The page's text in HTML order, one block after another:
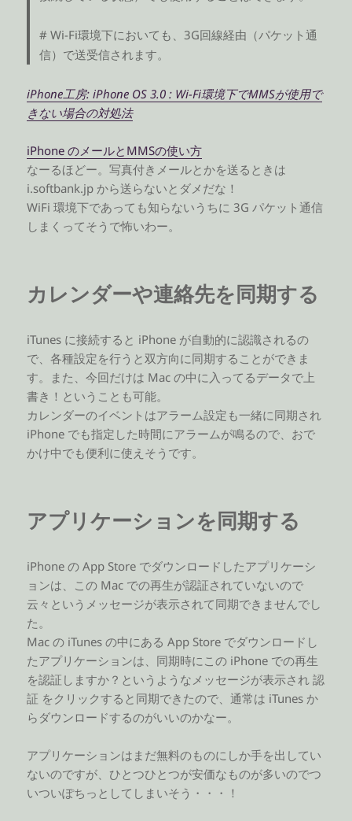
# Wi-Fi環境下においても、3G回線経由（パケット通
信）で送受信されます。
iPhone工房: iPhone OS 3.0 : Wi-Fi環境下でMMSが使用で
きない場合の対処法
iPhone のメールとMMSの使い方
なーるほどー。写真付きメールとかを送るときは
i.softbank.jp から送らないとダメだな！
WiFi 環境下であっても知らないうちに 3G パケット通信
しまくってそうで怖いわー。
カレンダーや連絡先を同期する
iTunes に接続すると iPhone が自動的に認識されるの
で、各種設定を行うと双方向に同期することができま
す。また、今回だけは Mac の中に入ってるデータで上
書き！ということも可能。
カレンダーのイベントはアラーム設定も一緒に同期され
iPhone でも指定した時間にアラームが鳴るので、おで
かけ中でも便利に使えそうです。
アプリケーションを同期する
iPhone の App Store でダウンロードしたアプリケーシ
ョンは、この Mac での再生が認証されていないので
云々というメッセージが表示されて同期できませんでし
た。
Mac の iTunes の中にある App Store でダウンロードし
たアプリケーションは、同期時にこの iPhone での再生
を認証しますか？というようなメッセージが表示され 認
証 をクリックすると同期できたので、通常は iTunes か
らダウンロードするのがいいのかなー。
アプリケーションはまだ無料のものにしか手を出してい
ないのですが、ひとつひとつが安価なものが多いのでつ
いついぽちっとしてしまいそう・・・！